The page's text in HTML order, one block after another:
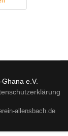
e.V.
allensbach.de